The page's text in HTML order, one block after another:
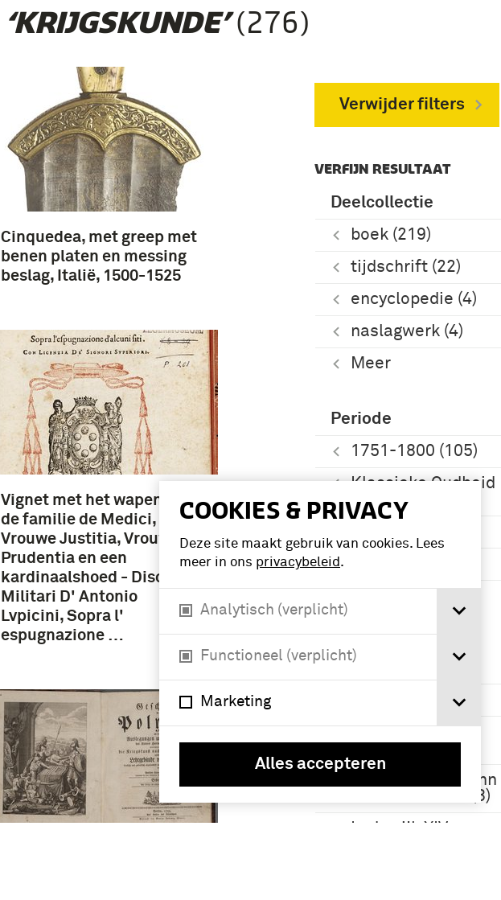
COOKIES & PRIVACY
Deze site maakt gebruik van cookies. Lees
meer in ons privacybeleid.
Analytisch (verplicht)
Functioneel (verplicht)
Marketing
Alles accepteren
‘KRIJGSKUNDE’(276)
Verwijder filters
VERFIJN RESULTAAT
Deelcollectie
boek (219)
tijdschrift (22)
encyclopedie (4)
naslagwerk (4)
Meer
Periode
1751-1800 (105)
Klassieke Oudheid
(63)
Namen /
instellingen
Sachsen, Hermann
Moritz Graf von (8)
Cinquedea, met greep met
benen platen en messing
beslag, Italië, 1500-1525
Vignet met het wapen van
de familie de Medici,
Vrouwe Justitia, Vrouwe
Prudentia en een
kardinaalshoed - Discorsi
Militari D' Antonio
Lvpicini, Sopra l'
espugnazione …